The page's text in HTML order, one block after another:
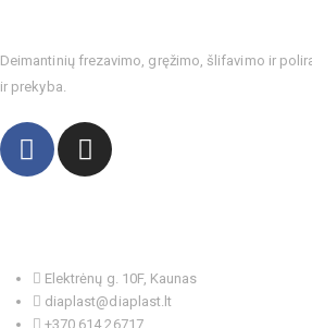
Deimantinių frezavimo, gręžimo, šlifavimo ir
ir prekyba.
Elektrėnų g. 10F, Kaunas
diaplast@diaplast.lt
+370 614 26717